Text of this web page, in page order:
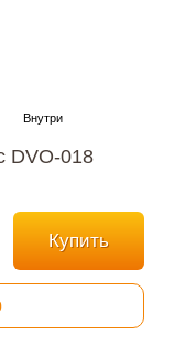
DVO-018
Купить